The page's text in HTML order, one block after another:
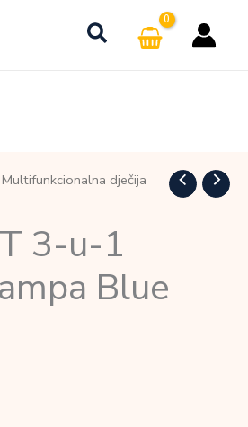
dječija
3-u-1
Blue